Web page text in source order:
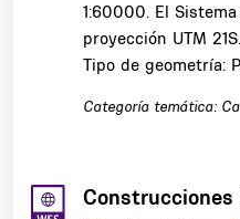
1:60000. El
proyección UTM
Tipo de geometría:
Categoría temática:
Construcciones